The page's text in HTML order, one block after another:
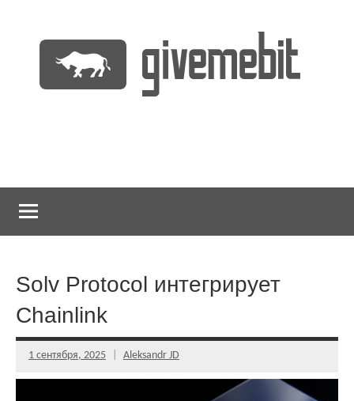
содержимому
Solv Protocol интегрирует
Chainlink
1 сентября, 2025 Aleksandr JD